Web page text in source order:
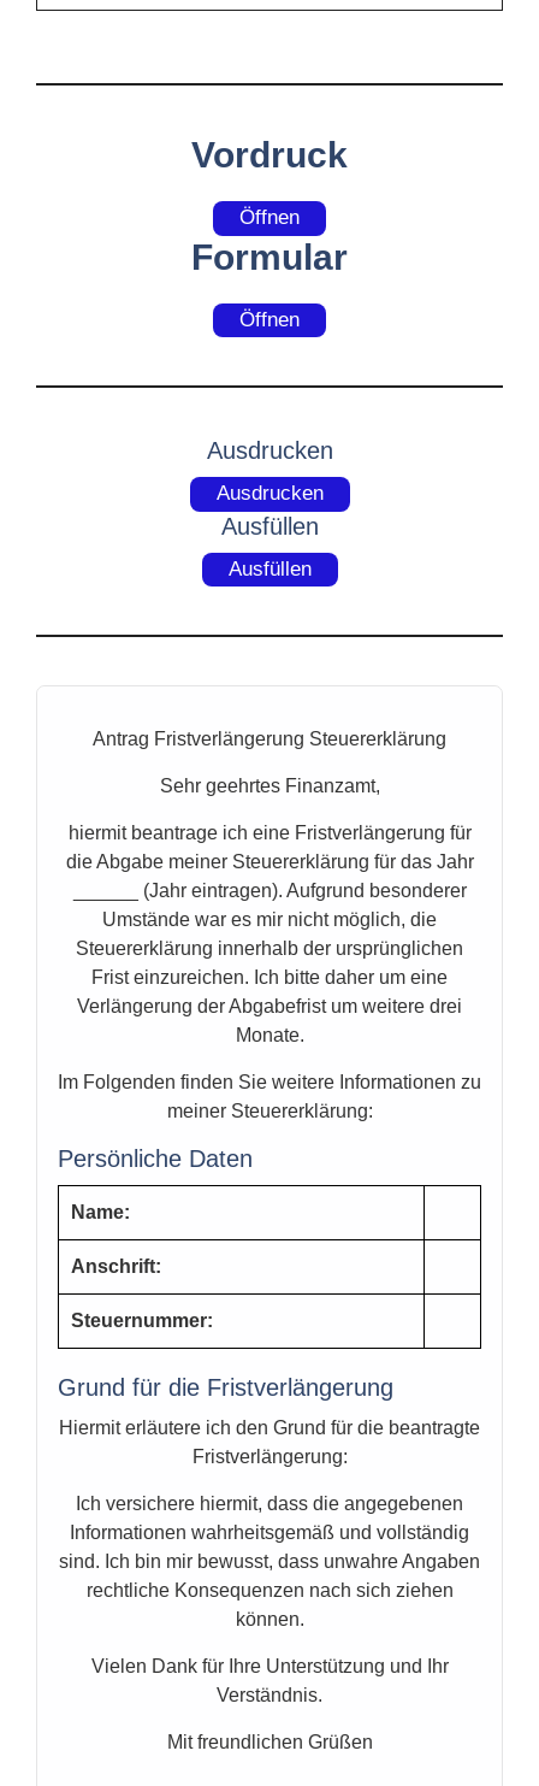
Vordruck
Öffnen
Formular
Öffnen
Ausdrucken
Ausdrucken
Ausfüllen
Ausfüllen
Antrag Fristverlängerung Steuererklärung
Sehr geehrtes Finanzamt,
hiermit beantrage ich eine Fristverlängerung für
die Abgabe meiner Steuererklärung für das Jahr
______ (Jahr eintragen). Aufgrund besonderer
Umstände war es mir nicht möglich, die
Steuererklärung innerhalb der ursprünglichen
Frist einzureichen. Ich bitte daher um eine
Verlängerung der Abgabefrist um weitere drei
Monate.
Im Folgenden finden Sie weitere Informationen zu
meiner Steuererklärung:
Persönliche Daten
Name:
Anschrift:
Steuernummer:
Grund für die Fristverlängerung
Hiermit erläutere ich den Grund für die beantragte
Fristverlängerung:
Ich versichere hiermit, dass die angegebenen
Informationen wahrheitsgemäß und vollständig
sind. Ich bin mir bewusst, dass unwahre Angaben
rechtliche Konsequenzen nach sich ziehen
können.
Vielen Dank für Ihre Unterstützung und Ihr
Verständnis.
Mit freundlichen Grüßen